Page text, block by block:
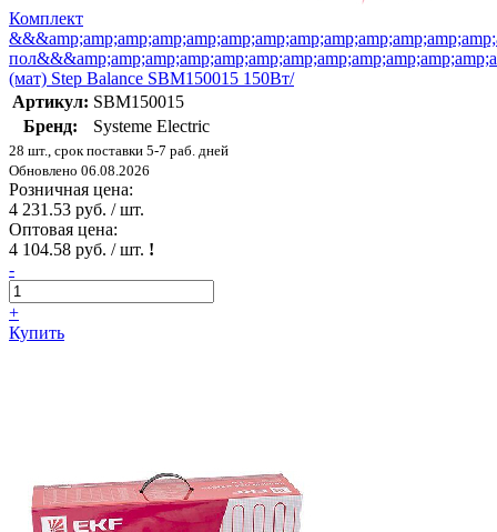
Комплект
(мат) Step Balance SBM150015 150Вт/
Артикул: SBM150015
Бренд:
Systeme Electric
28 шт., срок поставки 5-7 раб. дней
Обновлено 06.08.2026
Розничная цена:
4 231.53 руб. / шт.
Оптовая цена:
4 104.58 руб. / шт. !
-
+
Купить